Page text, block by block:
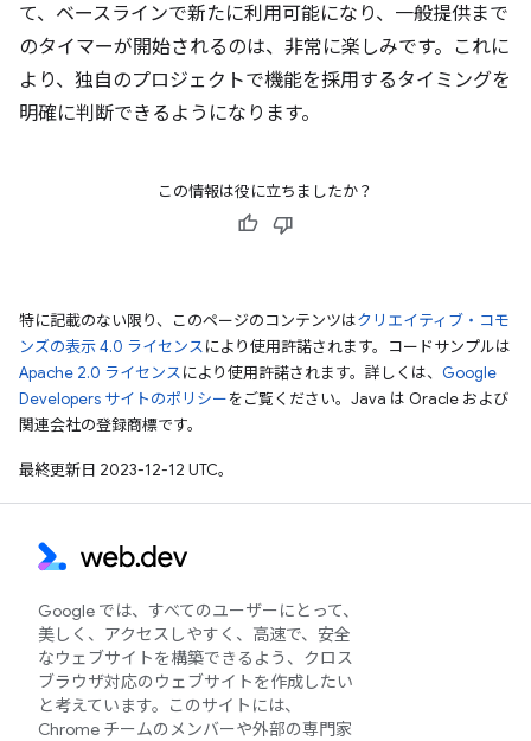
て、ベースラインで新たに利用可能になり、一般提供まで
のタイマーが開始されるのは、非常に楽しみです。これに
より、独自のプロジェクトで機能を採用するタイミングを
明確に判断できるようになります。
この情報は役に立ちましたか？
特に記載のない限り、このページのコンテンツはクリエイティブ・コモ
ンズの表示 4.0 ライセンスにより使用許諾されます。コードサンプルは
Apache 2.0 ライセンスにより使用許諾されます。詳しくは、 Google
Developers サイトのポリシーをご覧ください。Java は Oracle および
関連会社の登録商標です。
最終更新日 2023-12-12 UTC。
Google では、すべてのユーザーにとって、
美しく、アクセスしやすく、高速で、安全
なウェブサイトを構築できるよう、クロス
ブラウザ対応のウェブサイトを作成したい
と考えています。このサイトには、
Chrome チームのメンバーや外部の専門家